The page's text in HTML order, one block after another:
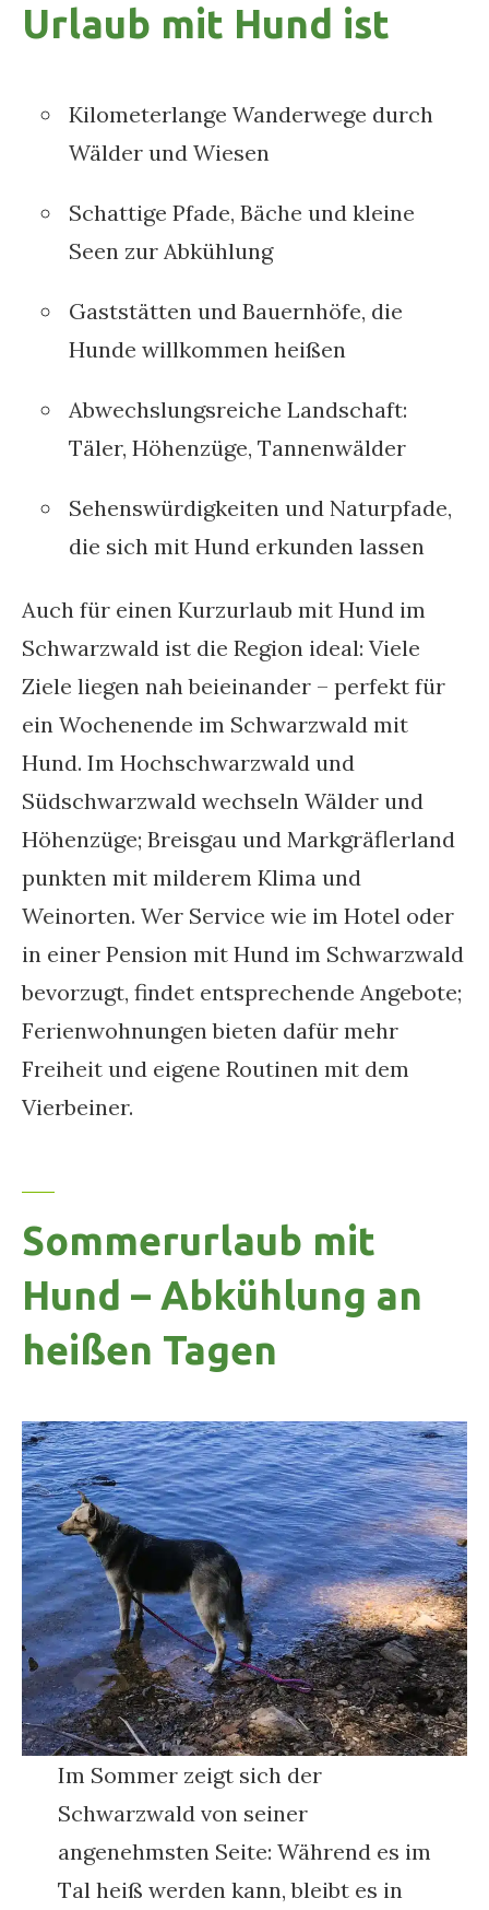
Urlaub mit Hund ist
Kilometerlange Wanderwege durch
Wälder und Wiesen
Schattige Pfade, Bäche und kleine
Seen zur Abkühlung
Gaststätten und Bauernhöfe, die
Hunde willkommen heißen
Abwechslungsreiche Landschaft:
Täler, Höhenzüge, Tannenwälder
Sehenswürdigkeiten und Naturpfade,
die sich mit Hund erkunden lassen
Auch für einen Kurzurlaub mit Hund im
Schwarzwald ist die Region ideal: Viele
Ziele liegen nah beieinander – perfekt für
ein Wochenende im Schwarzwald mit
Hund. Im Hochschwarzwald und
Südschwarzwald wechseln Wälder und
Höhenzüge; Breisgau und Markgräflerland
punkten mit milderem Klima und
Weinorten. Wer Service wie im Hotel oder
in einer Pension mit Hund im Schwarzwald
bevorzugt, findet entsprechende Angebote;
Ferienwohnungen bieten dafür mehr
Freiheit und eigene Routinen mit dem
Vierbeiner.
Sommerurlaub mit
Hund – Abkühlung an
heißen Tagen
Im Sommer zeigt sich der
Schwarzwald von seiner
angenehmsten Seite: Während es im
Tal heiß werden kann, bleibt es in